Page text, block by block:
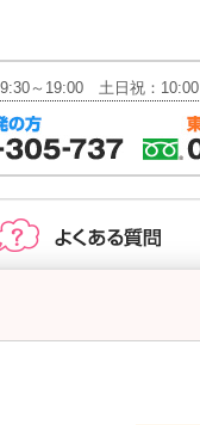
～19:00 土日祝：